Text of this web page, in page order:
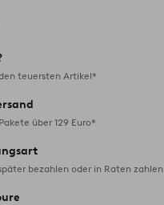
teuersten Artikel*
über 129 Euro*
bezahlen oder in Raten zahlen